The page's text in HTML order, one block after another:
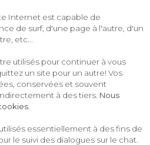
Internet est capable de
de surf, d'une page à l'autre, d'un
etc...
utilisés pour continuer à vous
un site pour un autre! Vos
conservées et souvent
à des tiers. Nous
.
essentiellement à des fins de
le suivi des dialogues sur le chat.